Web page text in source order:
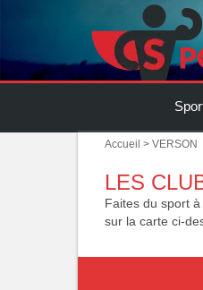
Accueil > VERSON
LES
Faites du sport
sur la carte ci-